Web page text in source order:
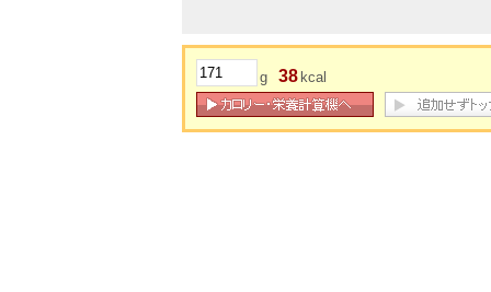
g 38 kcal